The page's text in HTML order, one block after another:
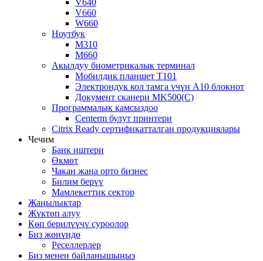
V640
V660
W660
Ноутбук
M310
M660
Акылдуу биометрикалык терминал
Мобилдик планшет T101
Электрондук кол тамга үчүн A10 блокнот
Документ сканери MK500(C)
Программалык камсыздоо
Centerm булут принтери
Citrix Ready сертификатталган продукциялары
Чечим
Банк иштери
Өкмөт
Чакан жана орто бизнес
Билим берүү
Мамлекеттик сектор
Жаңылыктар
Жүктөп алуу
Көп берилүүчү суроолор
Биз жөнүндө
Реселлерлер
Биз менен байланышыңыз